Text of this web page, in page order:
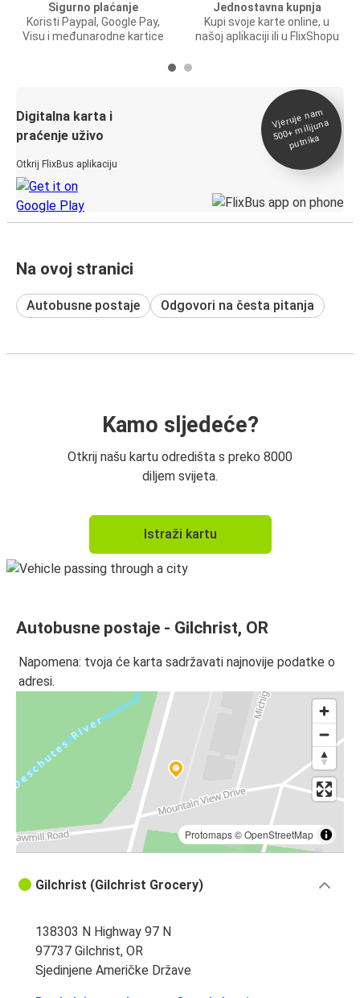
Sigurno plaćanje
Koristi Paypal, Google Pay,
Visu i međunarodne kartice
Jednostavna kupnja
Kupi svoje karte online, u
našoj aplikaciji ili u FlixShopu
Digitalna karta i
praćenje uživo
Otkrij FlixBus aplikaciju
Vjeruje na
m
500+
milijuna
putnika
Na ovoj stranici
Autobusne postaje Odgovori na česta pitanja
Kamo sljedeće?
Otkrij našu kartu odredišta s preko 8000
diljem svijeta.
Istraži kartu
Autobusne postaje - Gilchrist, OR
Napomena: tvoja će karta sadržavati najnovije podatke o
adresi.
Protomaps©OpenStreetMap
Gilchrist (Gilchrist Grocery)
138303 N Highway 97 N
97737 Gilchrist, OR
Sjedinjene Američke Države